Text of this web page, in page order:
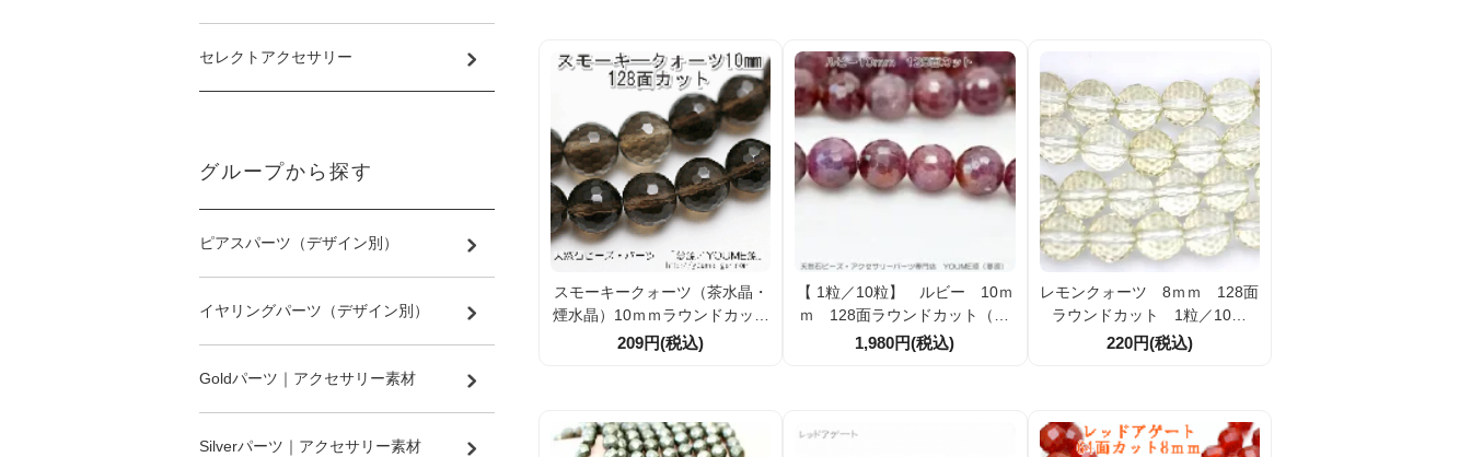
スモーキークォーツ（茶水晶・
煙水晶）10ｍｍラウンドカット
ビーズ 128面カット 1粒／
209円(税込)
【 1粒／10粒】 ルビー 10ｍ
ｍ 128面ラウンドカット（50
194796）
1,980円(税込)
レモンクォーツ 8ｍｍ 128面
ラウンドカット 1粒／10粒
【50196433】
220円(税込)
セレクトアクセサリー
グループから探す
ピアスパーツ（デザイン別）
イヤリングパーツ（デザイン別）
Goldパーツ｜アクセサリー素材
Silverパーツ｜アクセサリー素材